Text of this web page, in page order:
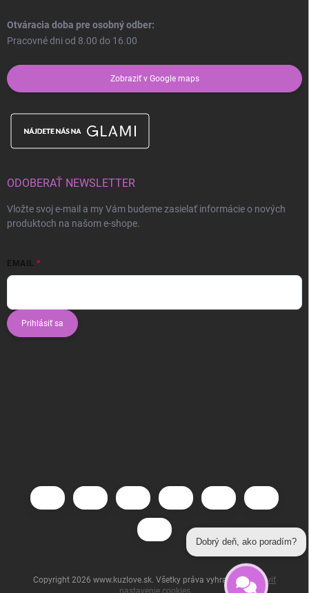
Otváracia doba pre osobný odber:
Pracovné dni od 8.00 do 16.00
Zobraziť v Google maps
ODOBERAŤ NEWSLETTER
Vložte svoj e-mail a my Vám budeme zasielať informácie o nových
produktoch na našom e-shope.
EMAIL
Prihlásiť sa
Copyright 2026 www.kuzlove.sk. Všetky práva vyhradené.Upraviť
nastavenie cookies
Dobrý deň, ako poradím?